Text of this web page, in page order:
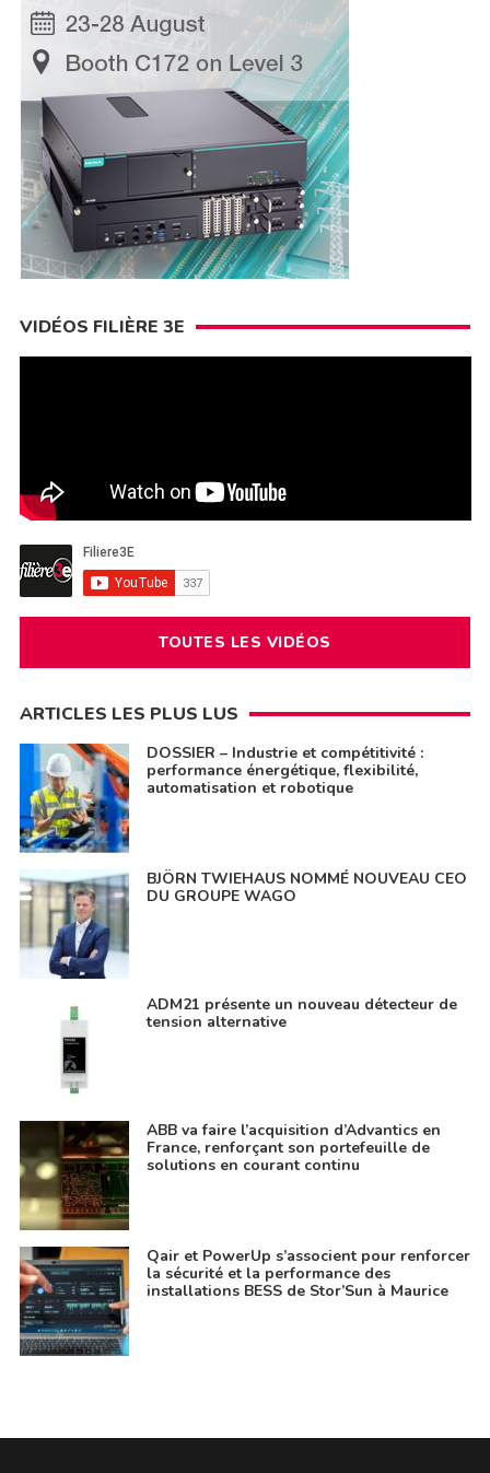
VIDÉOS FILIÈRE 3E
TOUTES LES VIDÉOS
ARTICLES LES PLUS LUS
DOSSIER – Industrie et compétitivité :
performance énergétique, flexibilité,
automatisation et robotique
BJÖRN TWIEHAUS NOMMÉ NOUVEAU CEO
DU GROUPE WAGO
ADM21 présente un nouveau détecteur de
tension alternative
ABB va faire l’acquisition d’Advantics en
France, renforçant son portefeuille de
solutions en courant continu
Qair et PowerUp s’associent pour renforcer
la sécurité et la performance des
installations BESS de Stor’Sun à Maurice